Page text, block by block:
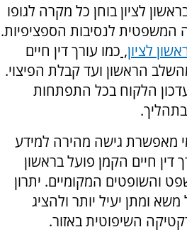
לציון בוחן כל מקרה לגופו
לנסיבות הספציפיות.
לציון, כמו עורך דין חיים
הראשון ועד קבלת הפיצוי.
עדכון הלקוח בכל התפתחות
מאפשרת גישה מהירה למידע
דין חיים הקמן פועל בראשון
והשופטים המקומיים. יתרון
ומתן יעיל יותר ולהציג
השיפוטית באזור.